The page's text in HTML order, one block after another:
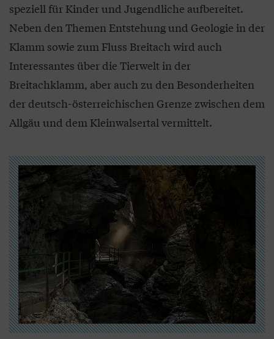
speziell für Kinder und Jugendliche aufbereitet.
Neben den Themen Entstehung und Geologie in der
Klamm sowie zum Fluss Breitach wird auch
Interessantes über die Tierwelt in der
Breitachklamm, aber auch zu den Besonderheiten
der deutsch-österreichischen Grenze zwischen dem
Allgäu und dem Kleinwalsertal vermittelt.